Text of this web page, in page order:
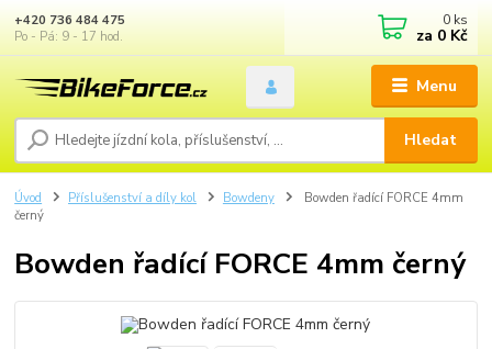
Menu
Hledat
+420 736 484 475
Po - Pá: 9 - 17 hod.
0 ks
za 0 Kč
Úvod Příslušenství a díly kol Bowdeny
Bowden řadící FORCE 4mm
černý
Bowden řadící FORCE 4mm černý